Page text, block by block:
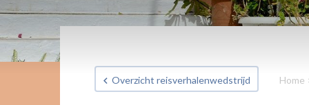
Overzicht reisverhalenwedstrijd Home